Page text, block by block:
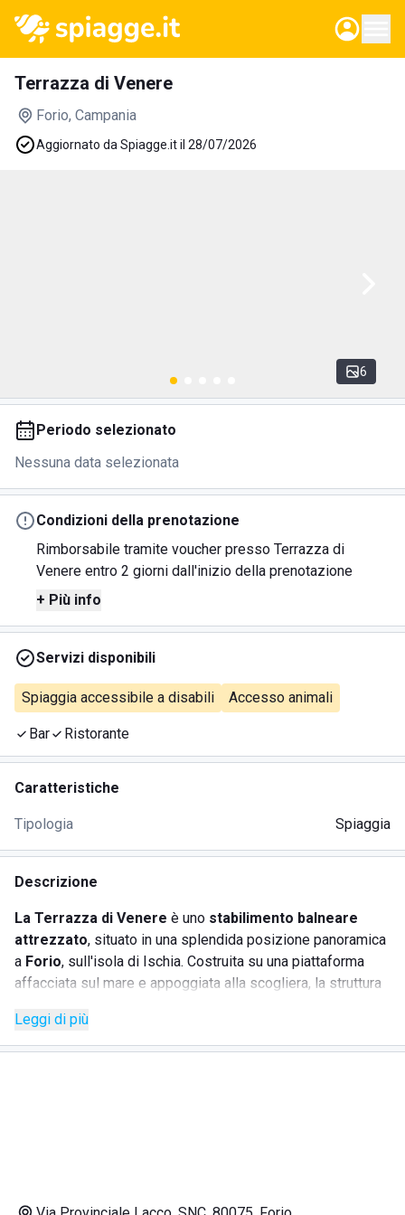
Terrazza di Venere
Forio, Campania
Aggiornato da Spiagge.it il 28/07/2026
6
Periodo selezionato
Nessuna data selezionata
Condizioni della prenotazione
Rimborsabile tramite voucher presso Terrazza di
Venere entro 2 giorni dall'inizio della prenotazione
+ Più info
Servizi disponibili
Spiaggia accessibile a disabili Accesso animali
Bar Ristorante
Caratteristiche
Tipologia Spiaggia
Descrizione
La Terrazza di Venere è uno stabilimento balneare
attrezzato, situato in una splendida posizione panoramica
a Forio, sull'isola di Ischia. Costruita su una piattaforma
affacciata sul mare e appoggiata alla scogliera, la struttura
della bellezza naturale
Una vera e propriapiattaforma sul maredove trascorrere
Leggi di più